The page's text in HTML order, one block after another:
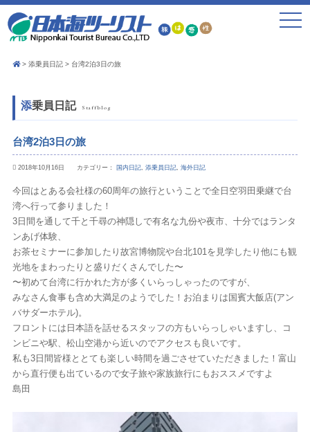
toggle
添乗員日記 台湾2泊3日の旅
添乗員日記 Staffblog
台湾2泊3日の旅
2018年10月16日 カテゴリー： 国内日記, 添乗員日記, 海外日記
今回はとある会社様の60周年の旅行ということで全日空羽田乗継で台
湾へ行って参りました！
3日間を通して千と千尋の神隠しで有名な九份や夜市、十分ではランタ
ンあげ体験、
お茶セミナーに参加したり故宮博物院や台北101を見学したり他にも観
光地をまわったりと盛りだくさんでした〜
〜初めて台湾に行かれた方が多くいらっしゃったのですが、
みなさん食事も含め大満足のようでした！お泊まりは国賓大飯店(アン
バサダーホテル)。
フロントには日本語を話せるスタッフの方もいらっしゃいますし、コ
ンビニや駅、松山空港から近いのでアクセスも良いです。
私も3日間皆様ととても楽しい時間を過ごさせていただきました！富山
から直行便も出ているので女子旅や家族旅行にもおススメですよ
島田